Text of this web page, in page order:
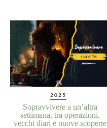
2025
Sopravvivere a un’altra
settimana, tra operazioni,
vecchi diari e nuove scoperte